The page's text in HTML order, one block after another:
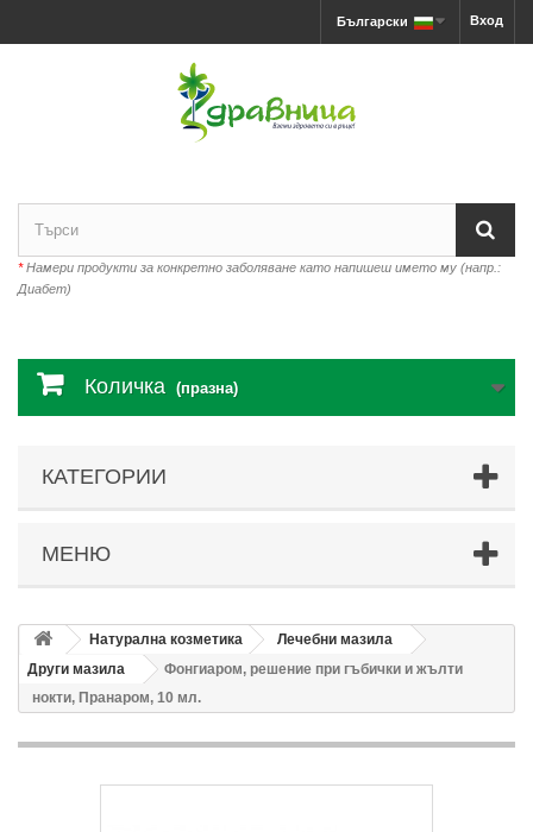
Вход
Български
*Намери продукти за конкретно заболяване като напишеш името му (напр.:
Диабет)
Количка (празна)
КАТЕГОРИИ
МЕНЮ
Натурална козметика
Лечебни мазила
Други мазила
Фонгиаром, решение при гъбички и жълти
нокти, Пранаром, 10 мл.